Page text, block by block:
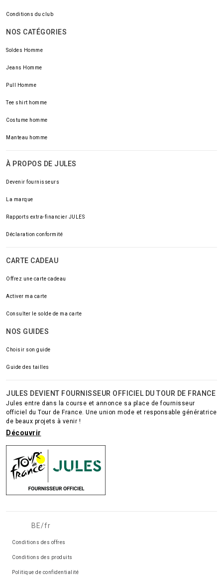
Conditions du club
NOS CATÉGORIES
Soldes Homme
Jeans Homme
Pull Homme
Tee shirt homme
Costume homme
Manteau homme
À PROPOS DE JULES
Devenir fournisseurs
La marque
Rapports extra-financier JULES
Déclaration conformité
CARTE CADEAU
Offrez une carte cadeau
Activer ma carte
Consulter le solde de ma carte
NOS GUIDES
Choisir son guide
Guide des tailles
JULES DEVIENT FOURNISSEUR OFFICIEL DU TOUR DE FRANCE
Jules entre dans la course et annonce sa place de fournisseur
officiel du Tour de France. Une union mode et responsable génératrice
de beaux projets à venir !
Découvrir
BE/fr
Conditions des offres
Conditions des produits
Politique de confidentialité